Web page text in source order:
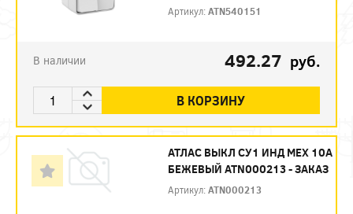
Артикул:ATN540151
В наличии 492.27 руб.
В КОРЗИНУ
АТЛАС ВЫКЛ СУ1 ИНД МЕХ 10А
БЕЖЕВЫЙ ATN000213 - ЗАКАЗ
Артикул:ATN000213